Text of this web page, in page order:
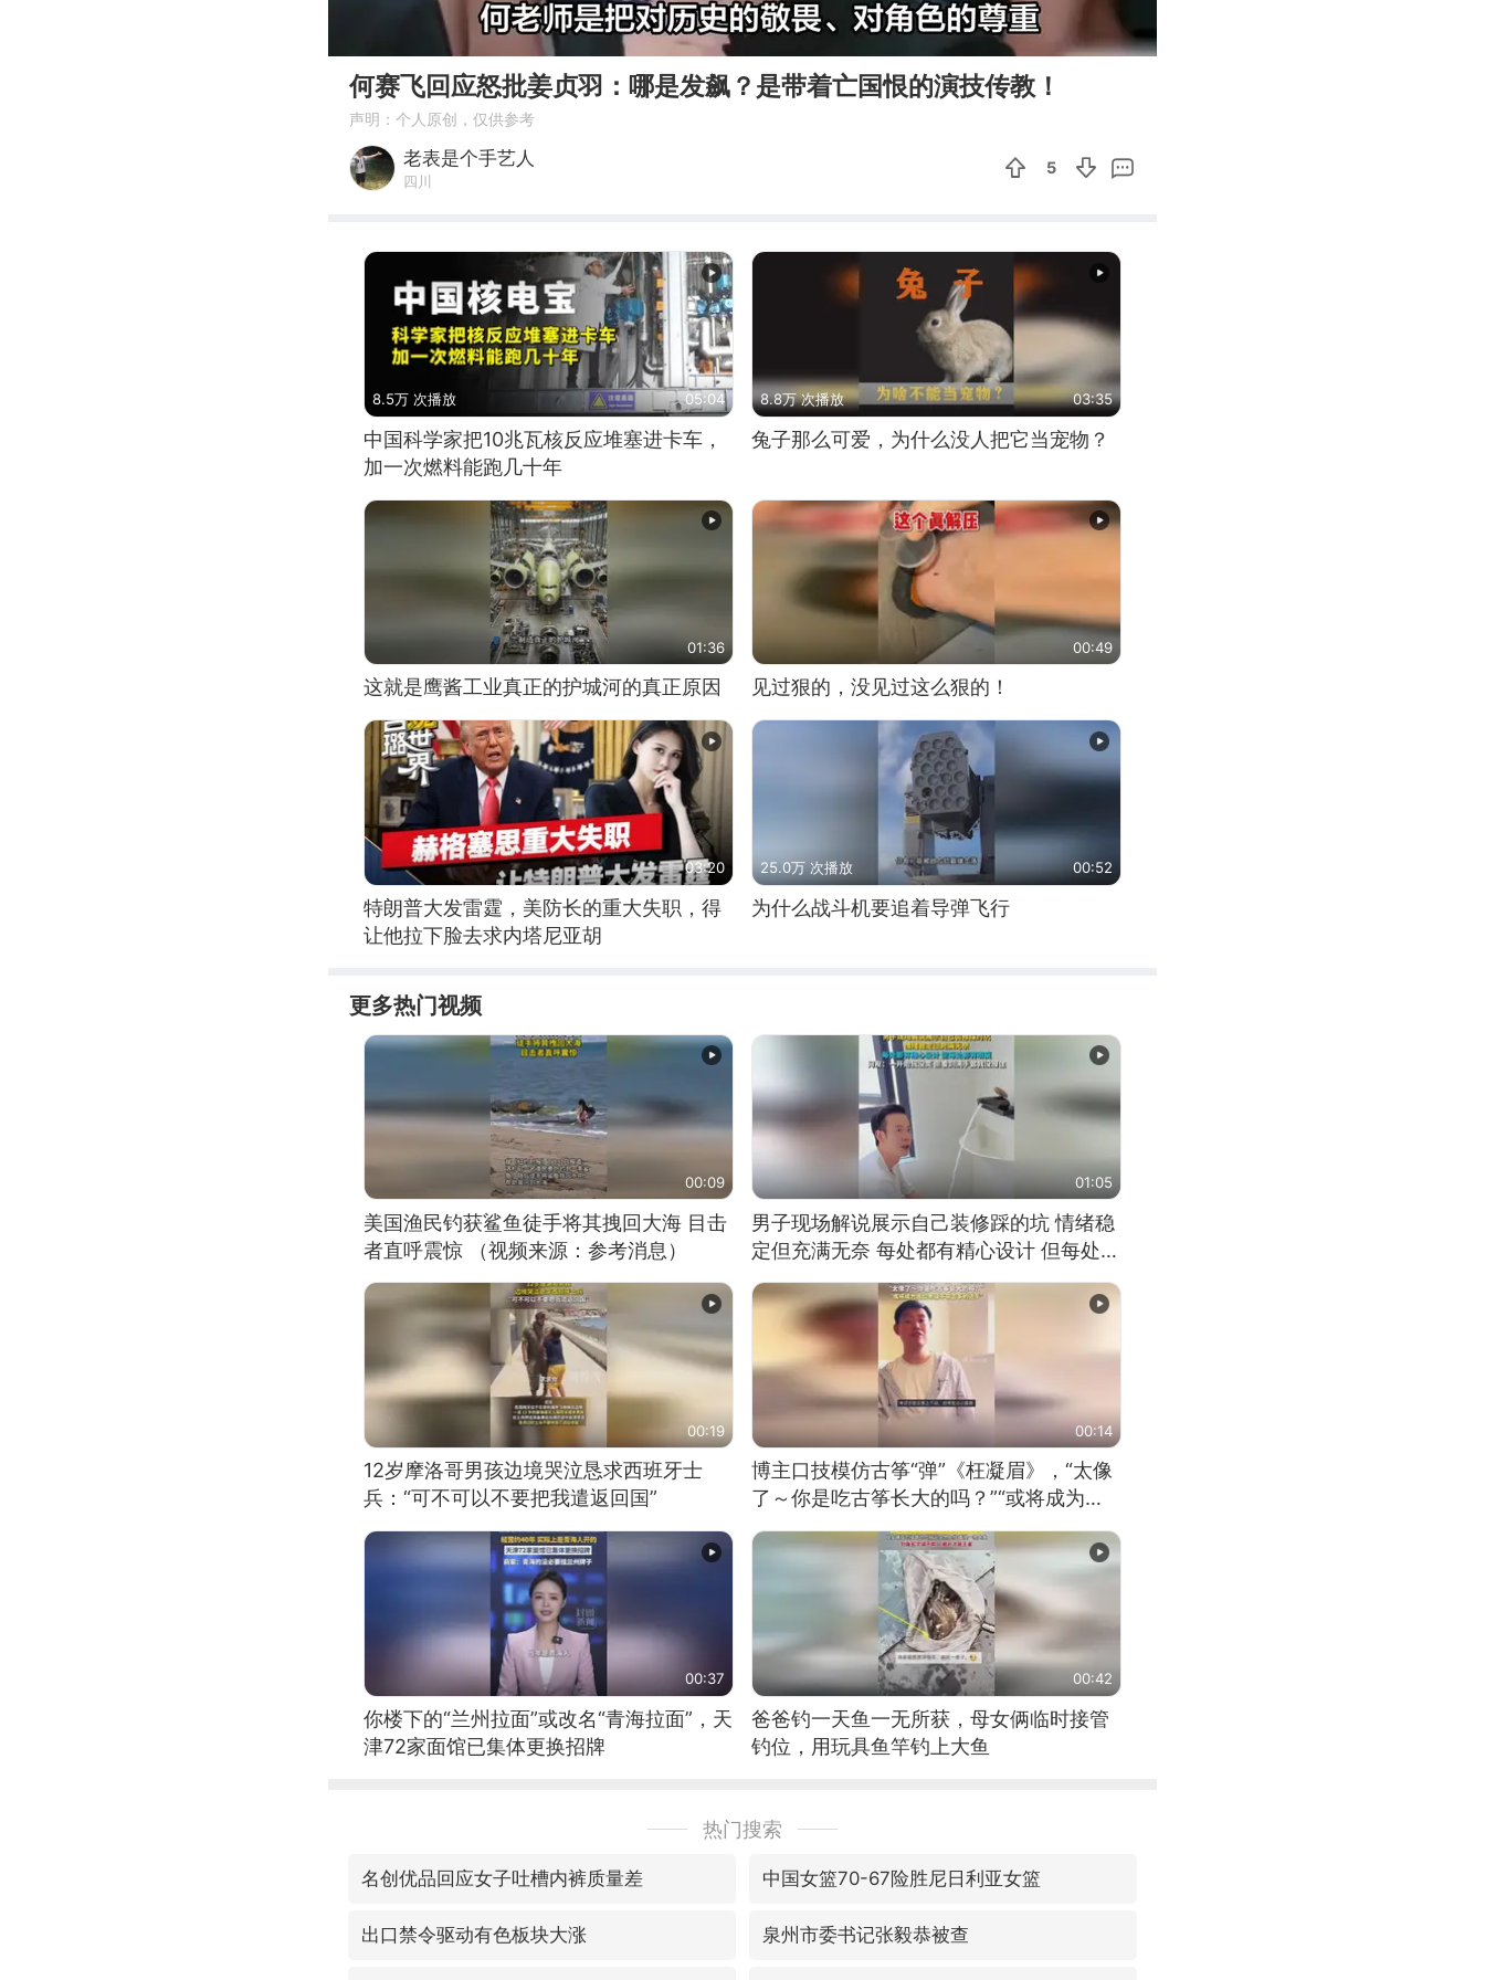
何赛飞回应怒批姜贞羽：哪是发飙？是带着亡国恨的演技传教！
声明：个人原创，仅供参考
老表是个手艺人
四川
5
8.5万 次播放 05:04
中国科学家把10兆瓦核反应堆塞进卡车，
加一次燃料能跑几十年
8.8万 次播放 03:35
兔子那么可爱，为什么没人把它当宠物？
01:36
这就是鹰酱工业真正的护城河的真正原因
00:49
见过狠的，没见过这么狠的！
03:20
特朗普大发雷霆，美防长的重大失职，得
让他拉下脸去求内塔尼亚胡
25.0万 次播放 00:52
为什么战斗机要追着导弹飞行
更多热门视频
00:09
美国渔民钓获鲨鱼徒手将其拽回大海 目击
者直呼震惊 （视频来源：参考消息）
01:05
男子现场解说展示自己装修踩的坑 情绪稳
定但充满无奈 每处都有精心设计 但每处都
有瑕疵 网友：一开始我没笑 但看到洗手盆
我没绷住
00:19
12岁摩洛哥男孩边境哭泣恳求西班牙士
兵：“可不可以不要把我遣返回国”
00:14
博主口技模仿古筝“弹”《枉凝眉》，“太像
了～你是吃古筝长大的吗？”“或将成为首
位考级不带古筝的选手。”（来源：新华每
日电讯）
00:37
你楼下的“兰州拉面”或改名“青海拉面”，天
津72家面馆已集体更换招牌
00:42
爸爸钓一天鱼一无所获，母女俩临时接管
钓位，用玩具鱼竿钓上大鱼
热门搜索
名创优品回应女子吐槽内裤质量差 中国女篮70-67险胜尼日利亚女篮
出口禁令驱动有色板块大涨 泉州市委书记张毅恭被查